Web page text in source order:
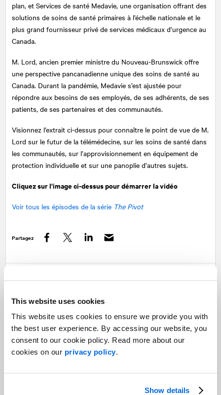
This website uses cookies
This website uses cookies to ensure we provide you with
the best user experience. By accessing our website, you
consent to our cookie policy. Read more about our
cookies on our privacy policy.
Show details
plan, et Services de santé Medavie, une organisation offrant des
solutions de soins de santé primaires à l’échelle nationale et le
plus grand fournisseur privé de services médicaux d’urgence au
Canada.
M. Lord, ancien premier ministre du Nouveau-Brunswick offre
une perspective pancanadienne unique des soins de santé au
Canada. Durant la pandémie, Medavie s’est ajustée pour
répondre aux besoins de ses employés, de ses adhérents, de ses
patients, de ses partenaires et des communautés.
Visionnez l’extrait ci-dessus pour connaître le point de vue de M.
Lord sur le futur de la télémédecine, sur les soins de santé dans
les communautés, sur l’approvisionnement en équipement de
protection individuelle et sur une panoplie d’autres sujets.
Cliquez sur l'image ci-dessus pour démarrer la vidéo
Voir tous les épisodes de la série The Pivot
Partagez
Sur des sujets similaires
The Pivot : l'importance des tests de
dépistage rapide de la COVID-19
Santé |The Pivot
conversation sur les changements